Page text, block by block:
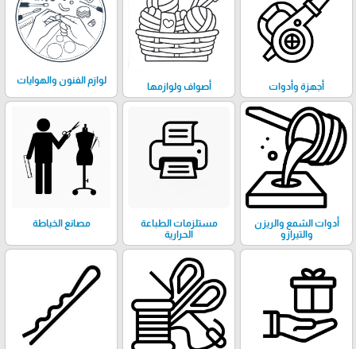
أجهزة وأدوات أصواف ولوازمها
لوازم الفنون والهوايات
أدوات الشمع والريزن
والتيرازو
مستلزمات الطباعة
الحرارية
مصانع الخياطة